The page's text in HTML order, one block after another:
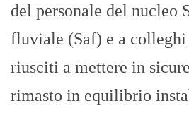
del personale del nucleo
fluviale (Saf) e a colleghi
riusciti a mettere in
rimasto in equilibrio